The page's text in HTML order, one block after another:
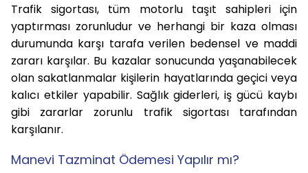
Trafik sigortası, tüm motorlu taşıt sahipleri için
yaptırması zorunludur ve herhangi bir kaza olması
durumunda karşı tarafa verilen bedensel ve maddi
zararı karşılar. Bu kazalar sonucunda yaşanabilecek
olan sakatlanmalar kişilerin hayatlarında geçici veya
kalıcı etkiler yapabilir. Sağlık giderleri, iş gücü kaybı
gibi zararlar zorunlu trafik sigortası tarafından
karşılanır.
Manevi Tazminat Ödemesi Yapılır mı?